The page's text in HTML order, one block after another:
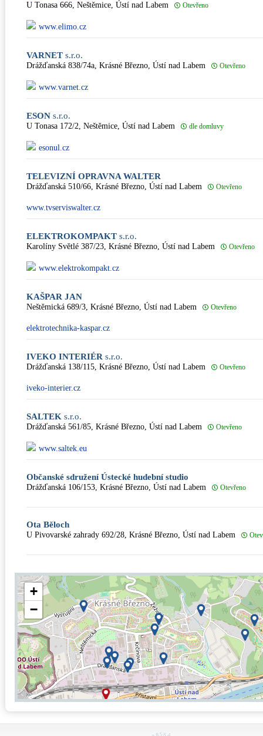
U Tonasa 666, Neštěmice, Ústí nad Labem Otevřeno
www.elimo.cz
VARNET s.r.o.
Drážďanská 838/74a, Krásné Březno, Ústí nad Labem Otevřeno
www.varnet.cz
ESON s.r.o.
U Tonasa 172/2, Neštěmice, Ústí nad Labem dle domluvy
esonul.cz
TELEVIZNÍ OPRAVNA WALTER
Drážďanská 510/66, Krásné Březno, Ústí nad Labem Otevřeno
www.tvserviswalter.cz
ELEKTROKOMPAKT s.r.o.
Karolíny Světlé 387/23, Krásné Březno, Ústí nad Labem Otevřeno
www.elektrokompakt.cz
KAŠPAR JAN
Neštěmická 689/3, Krásné Březno, Ústí nad Labem Otevřeno
elektrotechnika-kaspar.cz
IVEKO INTERIÉR s.r.o.
Drážďanská 138/115, Krásné Březno, Ústí nad Labem Otevřeno
iveko-interier.cz
SALTEK s.r.o.
Drážďanská 561/85, Krásné Březno, Ústí nad Labem Otevřeno
www.saltek.eu
Občanské sdružení Ústecké hudební studio
Drážďanská 106/153, Krásné Březno, Ústí nad Labem Otevřeno
Ota Běloch
U Pivovarské zahrady 692/28, Krásné Březno, Ústí nad Labem
+
−